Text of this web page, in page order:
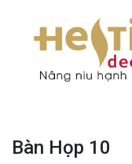
Bàn Họp 10